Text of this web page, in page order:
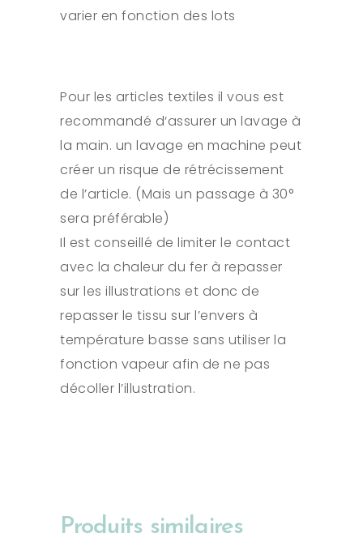
varier en fonction des lots
Pour les articles textiles il vous est
recommandé d‘assurer un lavage à
la main. un lavage en machine peut
créer un risque de rétrécissement
de l’article. (Mais un passage à 30°
sera préférable)
Il est conseillé de limiter le contact
avec la chaleur du fer à repasser
sur les illustrations et donc de
repasser le tissu sur l’envers à
température basse sans utiliser la
fonction vapeur afin de ne pas
décoller l’illustration.
Produits similaires